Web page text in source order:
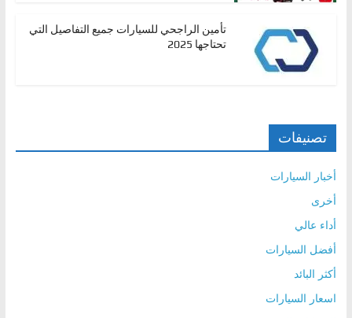
تأمين الراجحي للسيارات جميع التفاصيل التي
تحتاجها 2025
تصنيفات
أخبار السيارات
أخرى
أداء عالي
أفضل السيارات
أكثر البائد
اسعار السيارات